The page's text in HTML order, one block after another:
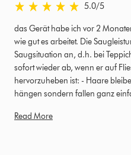
5.0 stars out of 5 from Reviewed
5.0/5
das Gerät habe ich vor 2
wie gut es arbeitet. Die
Saugsituation an, d.h. bei
sofort wieder ab, wenn er auf
hervorzuheben ist: - Haare
hängen sondern fallen ganz
Read More